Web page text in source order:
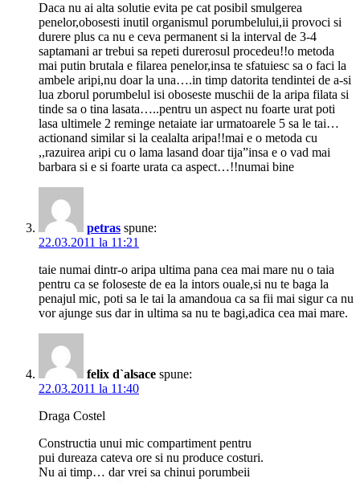
Daca nu ai alta solutie evita pe cat posibil smulgerea
penelor,obosesti inutil organismul porumbelului,ii provoci si
durere plus ca nu e ceva permanent si la interval de 3-4
saptamani ar trebui sa repeti durerosul procedeu!!o metoda
mai putin brutala e filarea penelor,insa te sfatuiesc sa o faci la
ambele aripi,nu doar la una….in timp datorita tendintei de a-si
lua zborul porumbelul isi oboseste muschii de la aripa filata si
tinde sa o tina lasata…..pentru un aspect nu foarte urat poti
lasa ultimele 2 reminge netaiate iar urmatoarele 5 sa le tai…
actionand similar si la cealalta aripa!!mai e o metoda cu
,,razuirea aripi cu o lama lasand doar tija”insa e o vad mai
barbara si e si foarte urata ca aspect…!!numai bine
petras spune:
22.03.2011 la 11:21
taie numai dintr-o aripa ultima pana cea mai mare nu o taia
pentru ca se foloseste de ea la intors ouale,si nu te baga la
penajul mic, poti sa le tai la amandoua ca sa fii mai sigur ca nu
vor ajunge sus dar in ultima sa nu te bagi,adica cea mai mare.
felix d`alsace spune:
22.03.2011 la 11:40
Draga Costel
Constructia unui mic compartiment pentru
pui dureaza cateva ore si nu produce costuri.
Nu ai timp… dar vrei sa chinui porumbeii